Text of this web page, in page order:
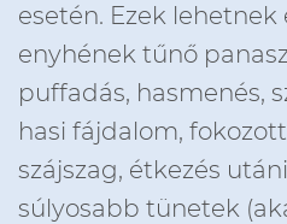
esetén. Ezek lehetnek
enyhének tűnő
puffadás, hasmenés,
hasi fájdalom,
szájszag, étkezés
súlyosabb tünetek